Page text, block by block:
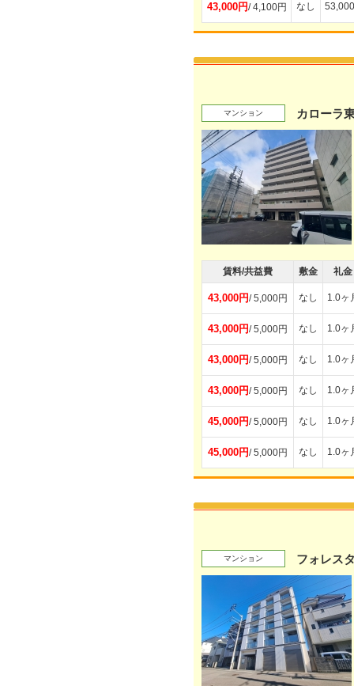
43,000円/ 4,100円 なし
マンション カローラ
賃料/共益費 敷金 礼金
43,000円/ 5,000円 なし 1.0ヶ
43,000円/ 5,000円 なし 1.0ヶ
43,000円/ 5,000円 なし 1.0ヶ
43,000円/ 5,000円 なし 1.0ヶ
45,000円/ 5,000円 なし 1.0ヶ
45,000円/ 5,000円 なし 1.0ヶ
マンション フォレス